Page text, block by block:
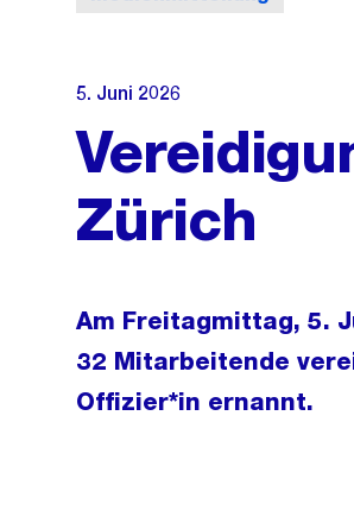
5. Juni 2026
Zürich
Am Freitagmittag, 5.
32 Mitarbeitende
Offizier*in ernannt.